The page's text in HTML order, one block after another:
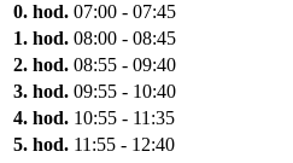
0. hod. 07:00 - 07:45
1. hod. 08:00 - 08:45
2. hod. 08:55 - 09:40
3. hod. 09:55 - 10:40
4. hod. 10:55 - 11:35
5. hod. 11:55 - 12:40